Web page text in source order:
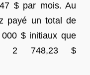
$ par mois. Au
payé un total de
$ initiaux que
2 748,23 $